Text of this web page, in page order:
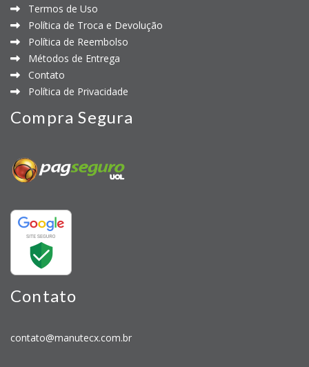
Termos de Uso
Política de Troca e Devolução
Política de Reembolso
Métodos de Entrega
Contato
Política de Privacidade
Compra Segura
Contato
contato@manutecx.com.br